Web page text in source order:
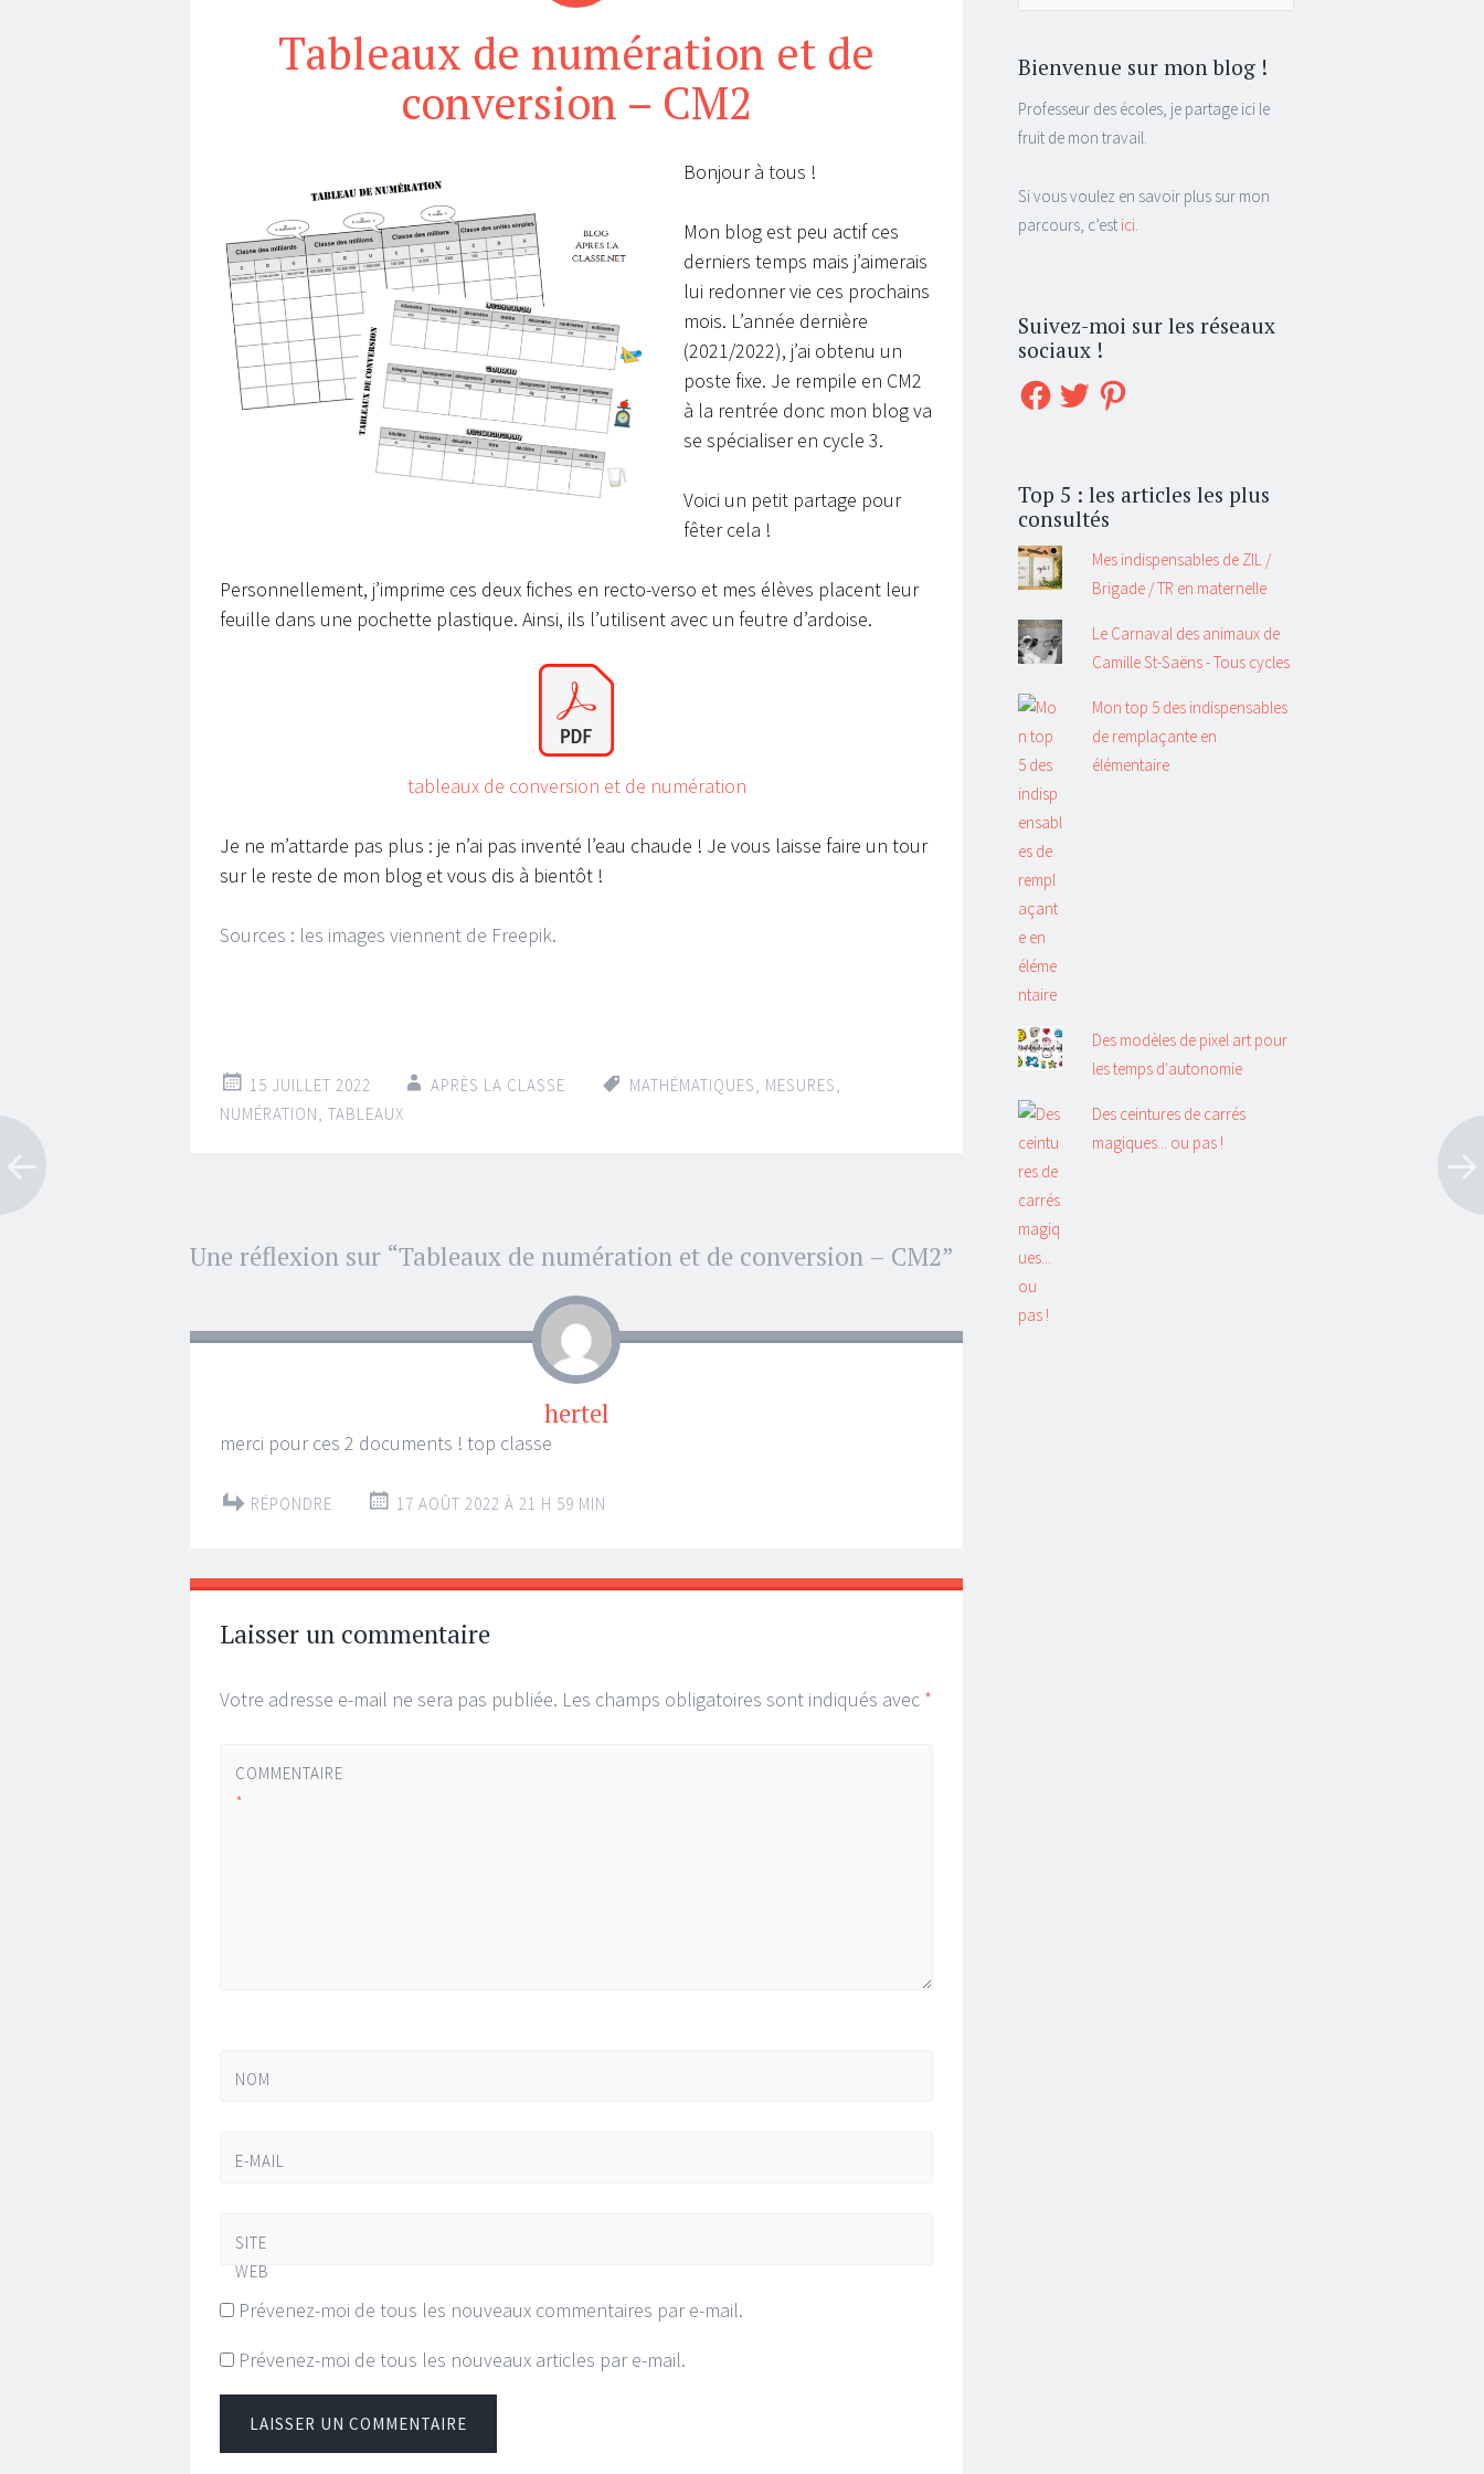
Tableaux de numération et de
conversion – CM2
Bonjour à tous !
Mon blog est peu actif ces
derniers temps mais j’aimerais
lui redonner vie ces prochains
mois. L’année dernière
(2021/2022), j’ai obtenu un
poste fixe. Je rempile en CM2
à la rentrée donc mon blog va
se spécialiser en cycle 3.
Voici un petit partage pour
fêter cela !
Personnellement, j’imprime ces deux fiches en recto-verso et mes élèves placent leur
feuille dans une pochette plastique. Ainsi, ils l’utilisent avec un feutre d’ardoise.
tableaux de conversion et de numération
Je ne m’attarde pas plus : je n’ai pas inventé l’eau chaude ! Je vous laisse faire un tour
sur le reste de mon blog et vous dis à bientôt !
Sources : les images viennent de Freepik.
15 JUILLET 2022 APRÈS LA CLASSE MATHÉMATIQUES, MESURES,
NUMÉRATION, TABLEAUX
Navigation
des
articles
←
→
Une réflexion sur “Tableaux de numération et de conversion – CM2”
hertel
merci pour ces 2 documents ! top classe
RÉPONDRE 17 AOÛT 2022 À 21 H 59 MIN
Laisser un commentaire
Votre adresse e-mail ne sera pas publiée. Les champs obligatoires sont indiqués avec *
COMMENTAIRE
*
NOM
E-MAIL
SITE
WEB
Prévenez-moi de tous les nouveaux commentaires par e-mail.
Prévenez-moi de tous les nouveaux articles par e-mail.
Bienvenue sur mon blog !
Professeur des écoles, je partage ici le
fruit de mon travail.
Si vous voulez en savoir plus sur mon
parcours, c’est ici.
Suivez-moi sur les réseaux
sociaux !
Facebook
Twitter Pinterest
Top 5 : les articles les plus
consultés
Mes indispensables de ZIL /
Brigade / TR en maternelle
Le Carnaval des animaux de
Camille St-Saëns - Tous cycles
Mon top 5 des indispensables
de remplaçante en
élémentaire
Des modèles de pixel art pour
les temps d'autonomie
Des ceintures de carrés
magiques... ou pas !